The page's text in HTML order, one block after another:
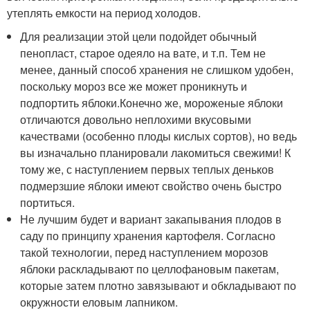
утеплять емкости на период холодов.
Для реализации этой цели подойдет обычный
пенопласт, старое одеяло на вате, и т.п. Тем не
менее, данный способ хранения не слишком удобен,
поскольку мороз все же может проникнуть и
подпортить яблоки.Конечно же, мороженые яблоки
отличаются довольно неплохими вкусовыми
качествами (особенно плоды кислых сортов), но ведь
вы изначально планировали лакомиться свежими! К
тому же, с наступлением первых теплых деньков
подмерзшие яблоки имеют свойство очень быстро
портиться.
Не лучшим будет и вариант закапывания плодов в
саду по принципу хранения картофеля. Согласно
такой технологии, перед наступлением морозов
яблоки раскладывают по целлофановым пакетам,
которые затем плотно завязывают и обкладывают по
окружности еловым лапником.